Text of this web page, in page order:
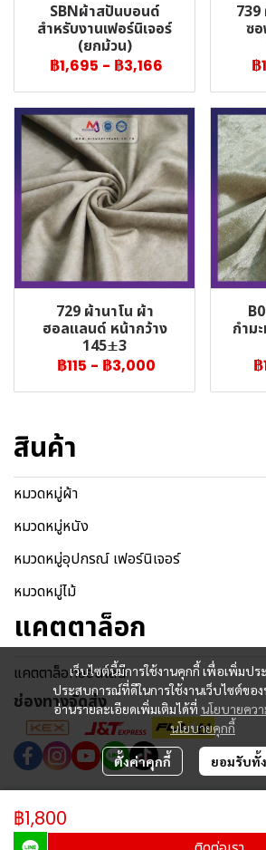
SBNผ้าสปันบอนด์
สำหรับงานเฟอร์นิเจอร์
(ยกม้วน)
฿1,695 - ฿3,166
ซ
฿
729 ผ้านาโน ผ้า
ฮอลแลนด์ หน้ากว้าง
145±3
฿115 - ฿3,000
กำม
฿
฿1,800
เว็บไซต์นี้มีการใช้งานคุกกี้ เพื่อเพิ่มป
ประสบการณ์ที่ดีในการใช้งานเว็บไซต์ขอ
อ่านรายละเอียดเพิ่มเติมได้ที่ นโยบายคว
นโยบายคุกกี้
ตั้งค่าคุกกี้ ยอมรับทั้
สินค้า
หมวดหมู่ผ้า
หมวดหมู่หนัง
หมวดหมู่อุปกรณ์ เฟอร์นิเจอร์
หมวดหมู่ไม้
แคตตาล็อก
แคตตาล็อกออนไลน์
ช่องทางจัดส่ง
ผู้เข้าชมวันนี้49